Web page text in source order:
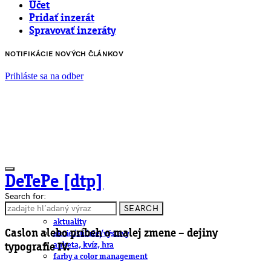
Účet
Pridať inzerát
Spravovať inzeráty
NOTIFIKÁCIE NOVÝCH ČLÁNKOV
Prihláste sa na odber
DeTePe [dtp]
ČLÁNKY
aktuality
akcie/súťaže/výstavy
anketa, kvíz, hra
farby a color management
Search for:
SEARCH
Caslon alebo príbeh o malej zmene – dejiny
typografie IV.